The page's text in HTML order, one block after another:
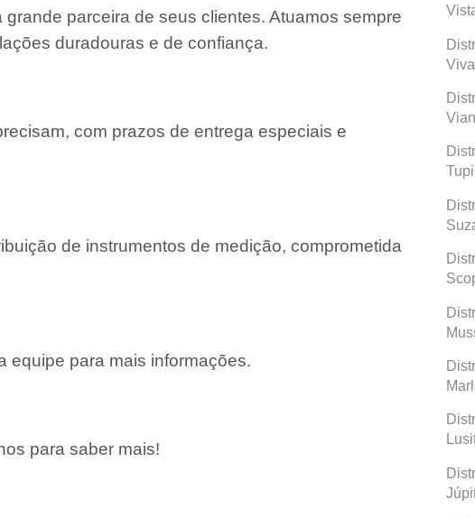
parceira de seus clientes. Atuamos sempre
duradouras e de confiança.
com prazos de entrega especiais e
de instrumentos de medição, comprometida
equipe para mais informações.
para saber mais!
Tupi